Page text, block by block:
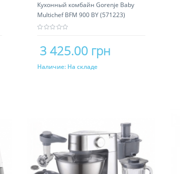
Кухонный комбайн Gorenje Baby
Multichef BFM 900 BY (571223)
3 425.00 грн
Купить
Наличие: На складе